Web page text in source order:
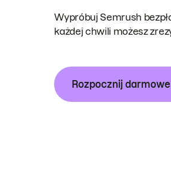
Wypróbuj Semrush
każdej chwili możesz
Rozpocznij